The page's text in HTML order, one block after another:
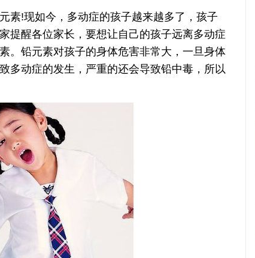
!现如今，多动症的孩子越来越多了，孩子
提醒各位家长，要想让自己的孩子远离多动症
。铅元素对孩子的身体危害非常大，一旦身体
多动症的发生，严重的还会导致铅中毒，所以